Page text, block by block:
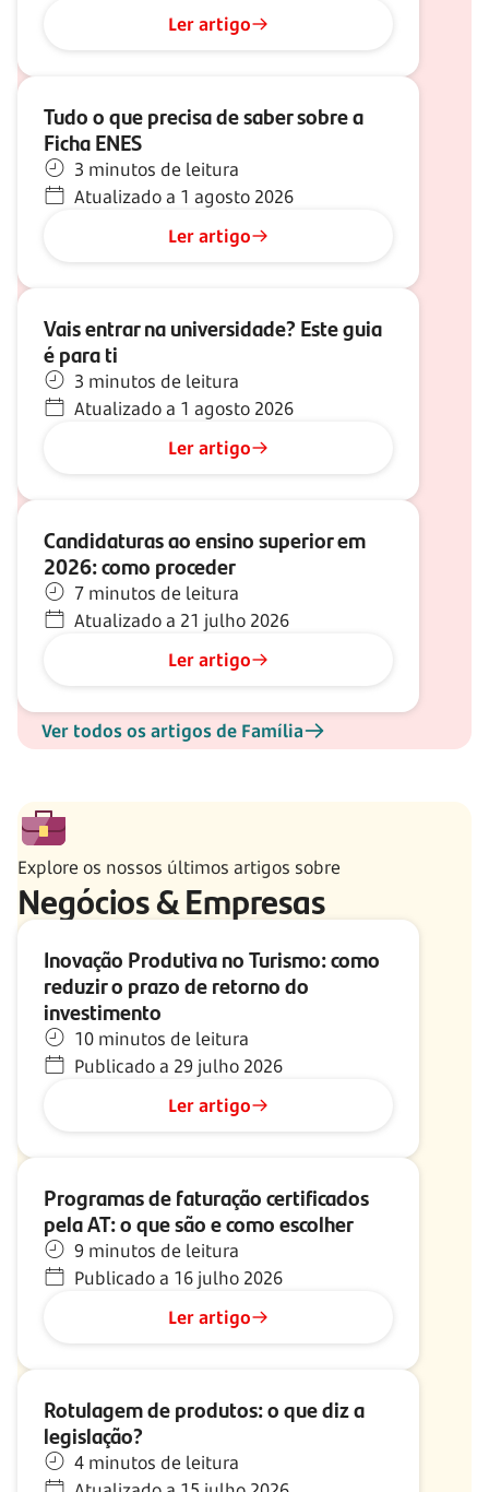
Ler artigo
Tudo o que precisa de saber sobre a
Ficha ENES
3 minutos de leitura
Atualizado a 1 agosto 2026
Ler artigo
Vais entrar na universidade? Este guia
é para ti
3 minutos de leitura
Atualizado a 1 agosto 2026
Ler artigo
Candidaturas ao ensino superior em
2026: como proceder
7 minutos de leitura
Atualizado a 21 julho 2026
Ler artigo
Ver todos os artigos de Família
Explore os nossos últimos artigos sobre
Negócios & Empresas
Inovação Produtiva no Turismo: como
reduzir o prazo de retorno do
investimento
10 minutos de leitura
Publicado a 29 julho 2026
Ler artigo
Programas de faturação certificados
pela AT: o que são e como escolher
9 minutos de leitura
Publicado a 16 julho 2026
Ler artigo
Rotulagem de produtos: o que diz a
legislação?
4 minutos de leitura